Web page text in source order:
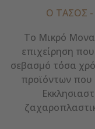
Ο ΤΑΣΟΣ
Το Μικρό
επιχείρηση
σεβασμό τόσα
προϊόντων που